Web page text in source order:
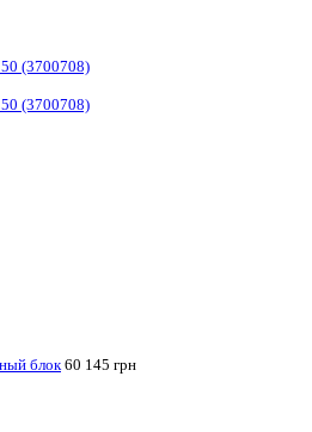
(3700708)
(3700708)
блок 60 145 грн